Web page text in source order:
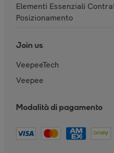
Elementi Essenziali
Posizionamento
Join us
VeepeeTech
Veepee
Modalità di pagamento